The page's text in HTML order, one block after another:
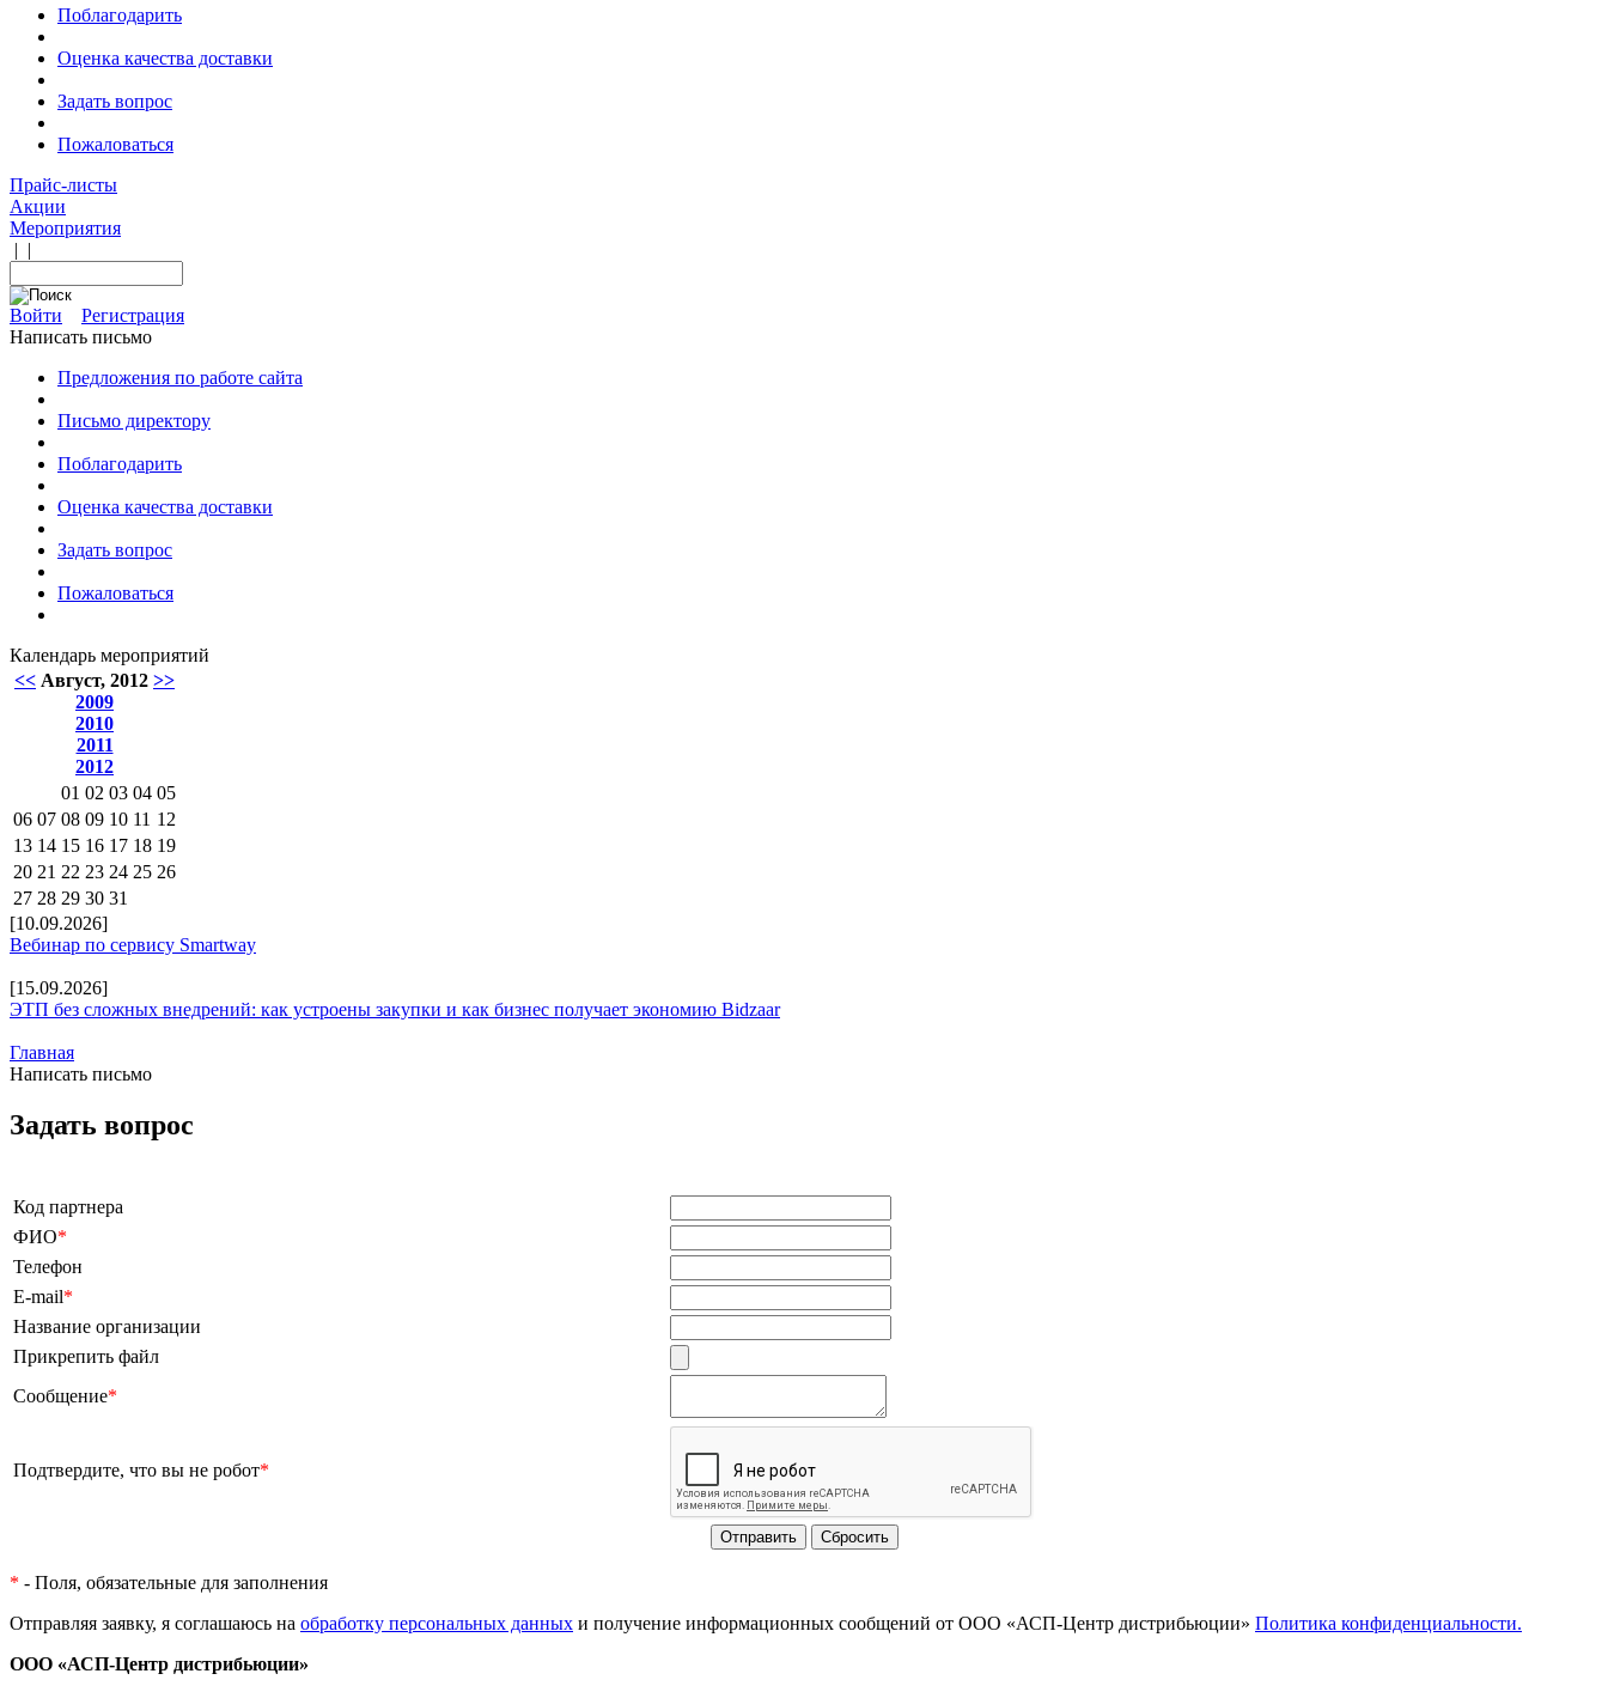
Поблагодарить
Оценка качества доставки
Задать вопрос
Пожаловаться
Прайс-листы
Акции
Мероприятия
| |
Войти
Регистрация
Написать письмо
Предложения по работе сайта
Письмо директору
Поблагодарить
Оценка качества доставки
Задать вопрос
Пожаловаться
Календарь мероприятий
<< Август, 2012 >>
2009
2010
2011
2012
01 02 03 04 05
06 07 08 09 10 11 12
13 14 15 16 17 18 19
20 21 22 23 24 25 26
27 28 29 30 31
[10.09.2026]
Вебинар по сервису Smartway
[15.09.2026]
ЭТП без сложных внедрений: как устроены закупки и как бизнес получает экономию Bidzaar
Главная
Написать письмо
Задать вопрос
Код партнера
ФИО*
Телефон
E-mail*
Название организации
Прикрепить файл
Сообщение*
Подтвердите, что вы не робот*
* - Поля, обязательные для заполнения
Отправляя заявку, я соглашаюсь на обработку персональных данных и получение информационных сообщений от ООО «АСП-Центр дистрибьюции» Политика конфиденциальности.
ООО «АСП-Центр дистрибьюции»